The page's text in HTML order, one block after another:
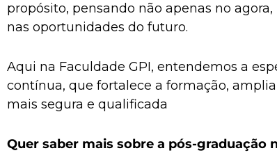
propósito, pensando não apenas no
nas oportunidades do futuro.
Aqui na Faculdade GPI, entendemos a
contínua, que fortalece a formação,
mais segura e qualificada
Quer saber mais sobre a pós-graduação